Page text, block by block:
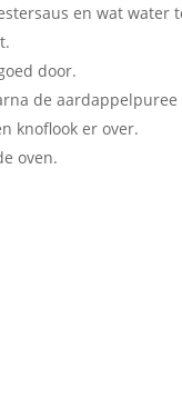
en wat water
door.
de
knoflook er over.
oven.